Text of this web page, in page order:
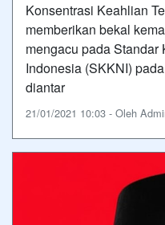
Konsentrasi Keahlian
memberikan bekal
mengacu pada
Indonesia (SKKNI)
diantar
21/01/2021 10:03 - Oleh